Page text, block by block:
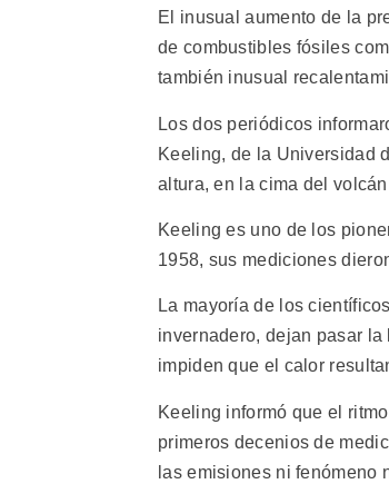
El inusual aumento de la
de combustibles fósiles
también inusual
Los dos periódicos
Keeling, de la Universidad
altura, en la cima del
Keeling es uno de los
1958, sus mediciones
La mayoría de los
invernadero, dejan pasar
impiden que el calor
Keeling informó que el
primeros decenios de
las emisiones ni fenómeno